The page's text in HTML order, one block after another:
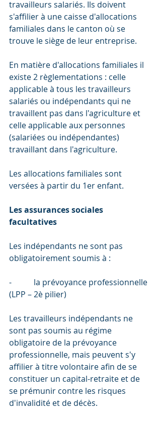
travailleurs salariés. Ils doivent
s'affilier à une caisse d'allocations
familiales dans le canton où se
trouve le siège de leur entreprise.
En matière d'allocations familiales il
existe 2 règlementations : celle
applicable à tous les travailleurs
salariés ou indépendants qui ne
travaillent pas dans l'agriculture et
celle applicable aux personnes
(salariées ou indépendantes)
travaillant dans l'agriculture.
Les allocations familiales sont
versées à partir du 1er enfant.
Les assurances sociales
facultatives
Les indépendants ne sont pas
obligatoirement soumis à :
-           la prévoyance professionnelle
(LPP – 2è pilier)
Les travailleurs indépendants ne
sont pas soumis au régime
obligatoire de la prévoyance
professionnelle, mais peuvent s'y
affilier à titre volontaire afin de se
constituer un capital-retraite et de
se prémunir contre les risques
d'invalidité et de décès.